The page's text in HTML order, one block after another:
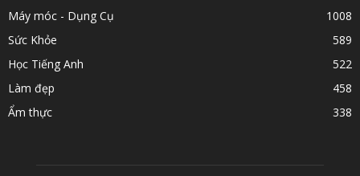
Máy móc - Dụng Cụ
1008
Sức Khỏe
589
Học Tiếng Anh
522
Làm đẹp
458
Ẩm thực
338